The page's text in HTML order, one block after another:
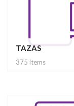
TAZAS
375 items